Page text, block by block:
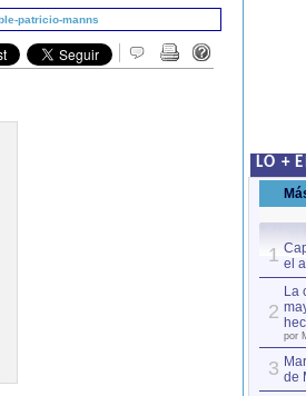
patricio-manns
LO +
1 el
2
La
por
3 de